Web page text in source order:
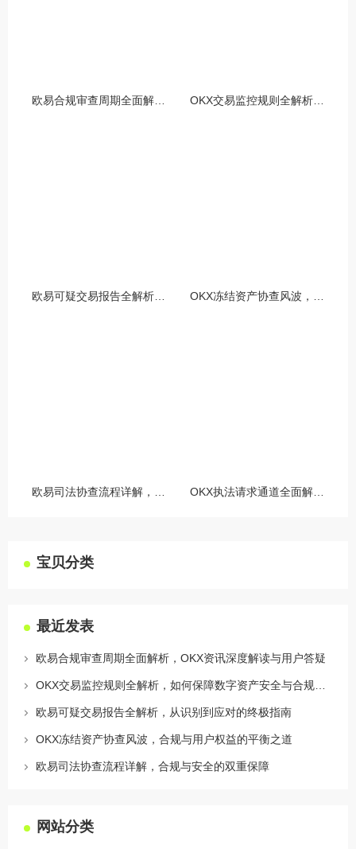
宝贝分类
最近发表
欧易合规审查周期全面解析，OKX资讯深度解读与用户答疑
欧易可疑交易报告全解析，从识别到应对的终极指南
OKX冻结资产协查风波，合规与用户权益的平衡之道
欧易司法协查流程详解，合规与安全的双重保障
网站分类